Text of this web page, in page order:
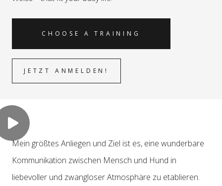
CHOOSE A TRAINING
JETZT ANMELDEN!
Mein größtes Anliegen und Ziel ist es, eine wunderbare
Kommunikation zwischen Mensch und Hund in
liebevoller und zwangloser Atmosphäre zu etablieren.